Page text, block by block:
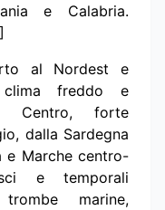
e Calabria.
al Nordest e
clima freddo e
Centro, forte
dalla Sardegna
e Marche centro-
e temporali
marine,